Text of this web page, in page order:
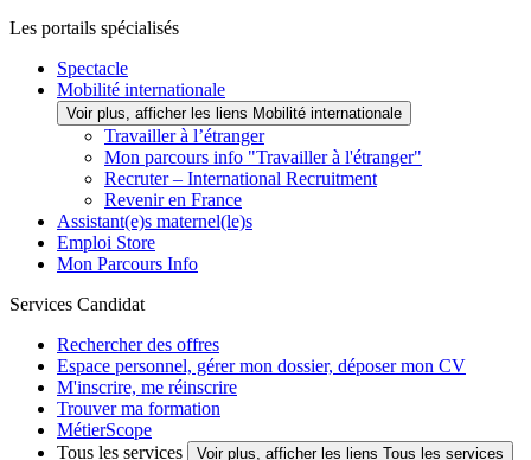
Les portails spécialisés
Spectacle
Mobilité internationale
Voir plus, afficher les liens Mobilité internationale
Travailler à l’étranger
Mon parcours info "Travailler à l'étranger"
Recruter – International Recruitment
Revenir en France
Assistant(e)s maternel(le)s
Emploi Store
Mon Parcours Info
Services Candidat
Rechercher des offres
Espace personnel, gérer mon dossier, déposer mon CV
M'inscrire, me réinscrire
Trouver ma formation
MétierScope
Tous les services
Voir plus, afficher les liens Tous les services